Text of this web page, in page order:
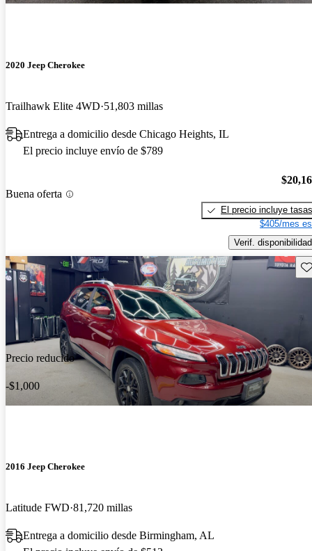
2020 Jeep Cherokee
Trailhawk Elite 4WD 51,803 millas
Entrega a domicilio desde Chicago Heights, IL
El precio incluye envío de $789
Buena oferta
El precio incluye tasas
$405/mes
Verif. disponibilidad
Precio reducido
-$1,000
2016 Jeep Cherokee
Latitude FWD 81,720 millas
Entrega a domicilio desde Birmingham, AL